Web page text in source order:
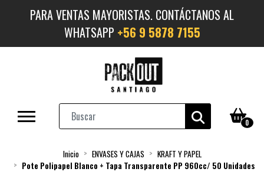
PARA VENTAS MAYORISTAS. CONTÁCTANOS AL
WHATSAPP +56 9 5878 7155
0
Inicio ENVASES Y CAJAS
KRAFT Y PAPEL
Pote Polipapel Blanco + Tapa Transparente PP 960cc/ 50 Unidades